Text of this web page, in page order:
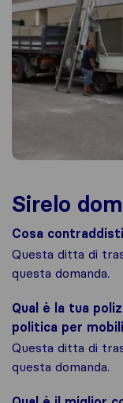
Sirelo
Cosa
Questa ditta di
questa domanda.
Qual è la tua
politica per
Questa ditta di
questa domanda.